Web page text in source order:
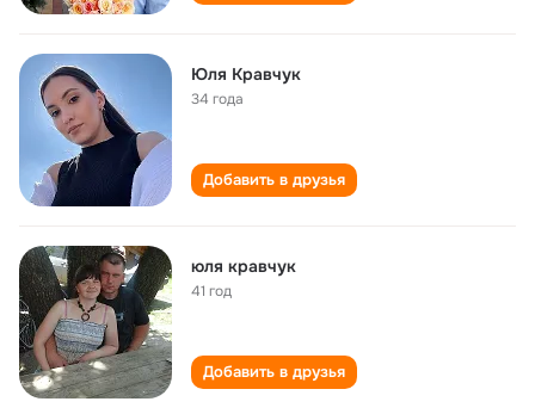
Юля Кравчук
34 года
Добавить в друзья
юля кравчук
41 год
Добавить в друзья